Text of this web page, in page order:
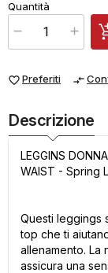
x1 Prezzo finale:
Quantità
favorite_borderPreferiti compare_arrows
Descrizione
LEGGINS
WAIST - Spring
Questi leggings
top che ti
allenamento. La
assicura una